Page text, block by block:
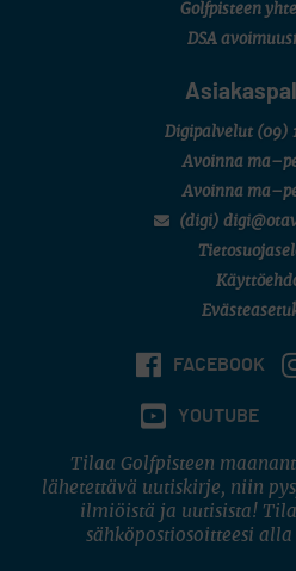
Golfpisteen
DSA
Digipalvelut (09)
Avoinna
Avoinna
(digi)
FACEBOOK
YOUTUBE
Tilaa Golfpisteen
lähetettävä uutiskirje, niin
ilmiöistä ja uutisista!
sähköpostiosoitteesi